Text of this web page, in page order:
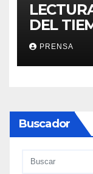
DEL
PRENSA
Buscador